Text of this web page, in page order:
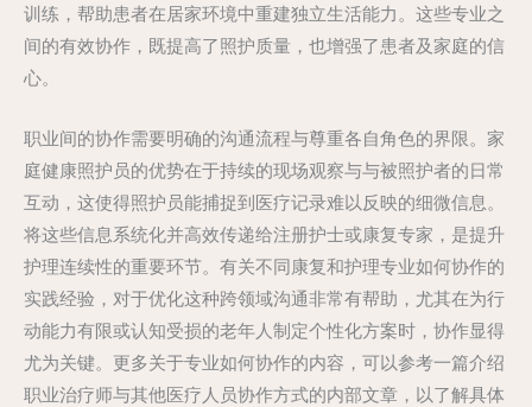
训练，帮助患者在居家环境中重建独立生活能力。这些专业之
间的有效协作，既提高了照护质量，也增强了患者及家庭的信
心。
职业间的协作需要明确的沟通流程与尊重各自角色的界限。家
庭健康照护员的优势在于持续的现场观察与与被照护者的日常
互动，这使得照护员能捕捉到医疗记录难以反映的细微信息。
将这些信息系统化并高效传递给注册护士或康复专家，是提升
护理连续性的重要环节。有关不同康复和护理专业如何协作的
实践经验，对于优化这种跨领域沟通非常有帮助，尤其在为行
动能力有限或认知受损的老年人制定个性化方案时，协作显得
尤为关键。更多关于专业如何协作的内容，可以参考一篇介绍
职业治疗师与其他医疗人员协作方式的内部文章，以了解具体